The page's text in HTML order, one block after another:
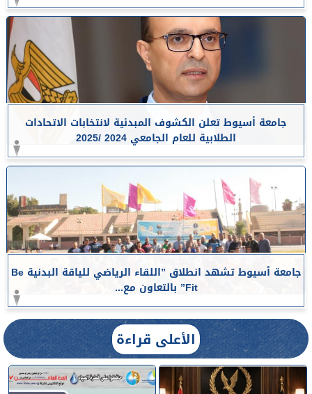
جامعة أسيوط تعلن الكشوف المبدئية لانتخابات الاتحادات
الطلابية للعام الجامعي 2024 /2025
جامعة أسيوط تشهد انطلاق ”اللقاء الرياضي للياقة البدنية Be
Fit” بالتعاون مع...
الأعلى قراءة